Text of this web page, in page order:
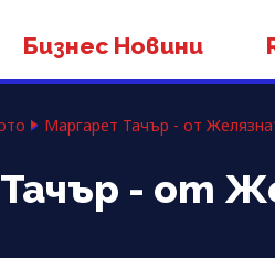
Бизнес Новини
Маргарет Тачър - от
- от